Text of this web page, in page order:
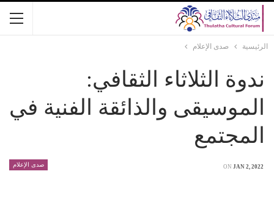
الرئيسية صدى الإعلام
ندوة الثلاثاء الثقافي:
الموسيقى والذائقة الفنية في
المجتمع
صدى الإعلام ON JAN 2, 2022